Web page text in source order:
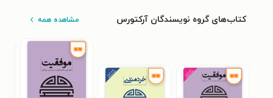
کتاب‌های گروه نویسندگان آرکتورس مشاهده همه